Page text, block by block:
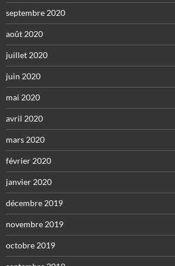
septembre 2020
août 2020
juillet 2020
juin 2020
mai 2020
avril 2020
mars 2020
février 2020
janvier 2020
décembre 2019
novembre 2019
octobre 2019